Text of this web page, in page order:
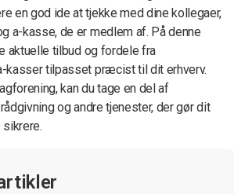
en god ide at tjekke med dine kollegaer,
a-kasse, de er medlem af. På denne
aktuelle tilbud og fordele fra
kasser tilpasset præcist til dit erhverv.
kan du tage en del af
og andre tjenester, der gør dit